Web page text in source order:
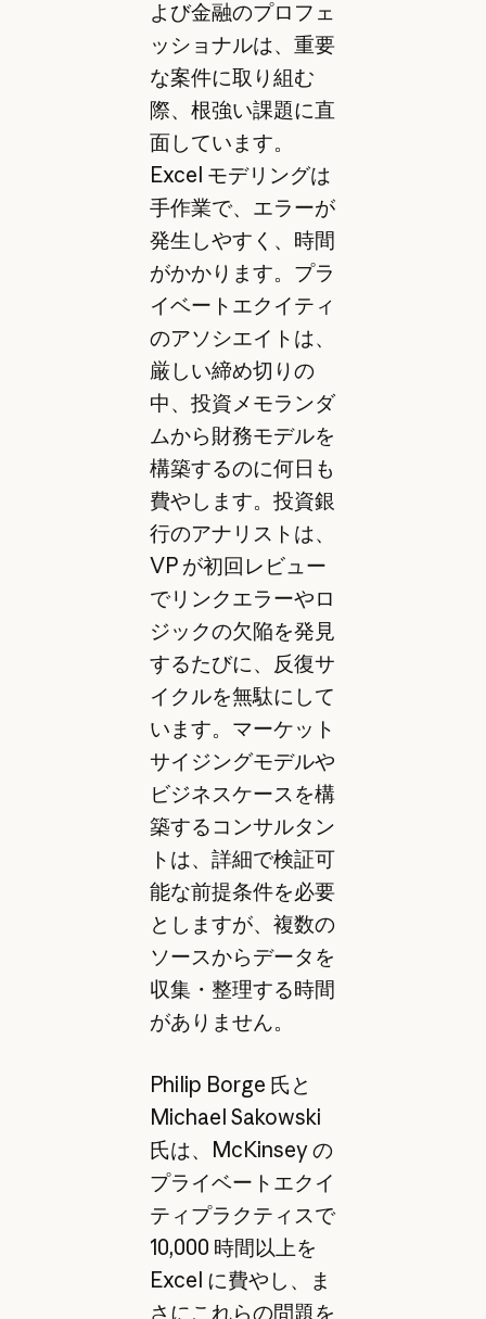
よび金融のプロフェ
ッショナルは、重要
な案件に取り組む
際、根強い課題に直
面しています。
Excel モデリングは
手作業で、エラーが
発生しやすく、時間
がかかります。プラ
イベートエクイティ
のアソシエイトは、
厳しい締め切りの
中、投資メモランダ
ムから財務モデルを
構築するのに何日も
費やします。投資銀
行のアナリストは、
VP が初回レビュー
でリンクエラーやロ
ジックの欠陥を発見
するたびに、反復サ
イクルを無駄にして
います。マーケット
サイジングモデルや
ビジネスケースを構
築するコンサルタン
トは、詳細で検証可
能な前提条件を必要
としますが、複数の
ソースからデータを
収集・整理する時間
がありません。
Philip Borge 氏と
Michael Sakowski
氏は、McKinsey の
プライベートエクイ
ティプラクティスで
10,000 時間以上を
Excel に費やし、ま
さにこれらの問題を